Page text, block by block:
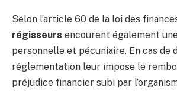
Selon l’article 60 de la loi des
régisseurs encourent également
personnelle et pécuniaire. En cas de
réglementation leur impose le
préjudice financier subi par